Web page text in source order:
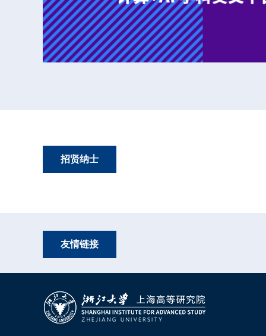
招贤纳士
友情链接